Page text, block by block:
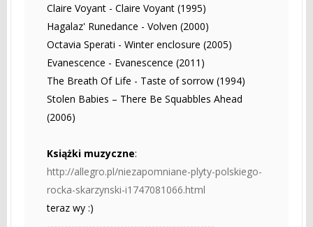
Claire Voyant - Claire Voyant (1995)
Hagalaz' Runedance - Volven (2000)
Octavia Sperati - Winter enclosure (2005)
Evanescence - Evanescence (2011)
The Breath Of Life - Taste of sorrow (1994)
Stolen Babies – There Be Squabbles Ahead
(2006)
Książki muzyczne:
http://allegro.pl/niezapomniane-plyty-polskiego-
rocka-skarzynski-i1747081066.html
teraz wy :)